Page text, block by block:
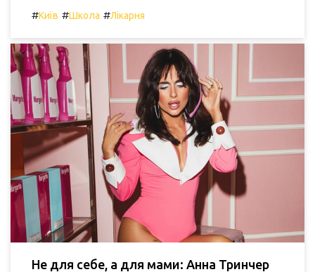
#Київ #Школа #Лікарня
Не для себе, а для мами: Анна Тринчер